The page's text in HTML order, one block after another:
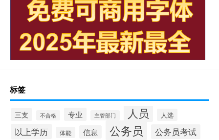
标签
三支 不合格 专业 主管部门 人员 人选
以上学历 体能 信息 公务员 公务员考试